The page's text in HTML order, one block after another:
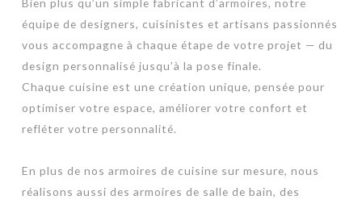
équipe de designers, cuisinistes et artisans passionnés
vous accompagne à chaque étape de votre projet — du
design personnalisé jusqu’à la pose finale.
Chaque cuisine est une création unique, pensée pour
optimiser votre espace, améliorer votre confort et
refléter votre personnalité.
En plus de nos armoires de cuisine sur mesure, nous
réalisons aussi des armoires de salle de bain, des